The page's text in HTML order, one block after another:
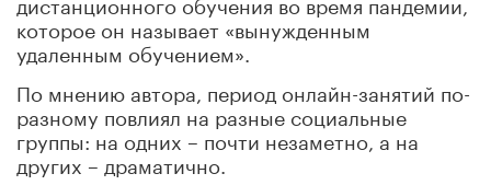
которое он называет «вынужденным
удаленным обучением».
По мнению автора, период онлайн-занятий по-
разному повлиял на разные социальные
группы: на одних – почти незаметно, а на
других – драматично.